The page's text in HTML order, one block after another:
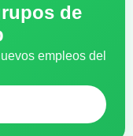
de
empleos del